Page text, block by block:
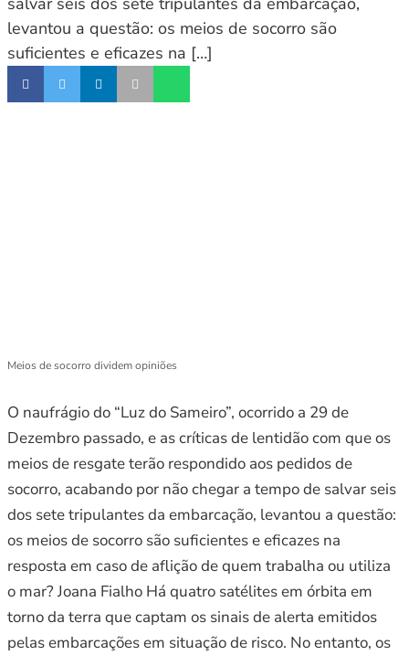
levantou a questão: os meios de socorro são
suficientes e eficazes na […]
Meios de socorro dividem opiniões
O naufrágio do “Luz do Sameiro”, ocorrido a 29 de
Dezembro passado, e as críticas de lentidão com que os
meios de resgate terão respondido aos pedidos de
socorro, acabando por não chegar a tempo de salvar seis
dos sete tripulantes da embarcação, levantou a questão:
os meios de socorro são suficientes e eficazes na
resposta em caso de aflição de quem trabalha ou utiliza
o mar? Joana Fialho Há quatro satélites em órbita em
torno da terra que captam os sinais de alerta emitidos
pelas embarcações em situação de risco. No entanto, os